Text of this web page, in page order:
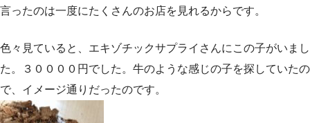
言ったのは一度にたくさんのお店を見れるからです。
色々見ていると、エキゾチックサプライさんにこの子がいまし
た。３００００円でした。牛のような感じの子を探していたの
で、イメージ通りだったのです。